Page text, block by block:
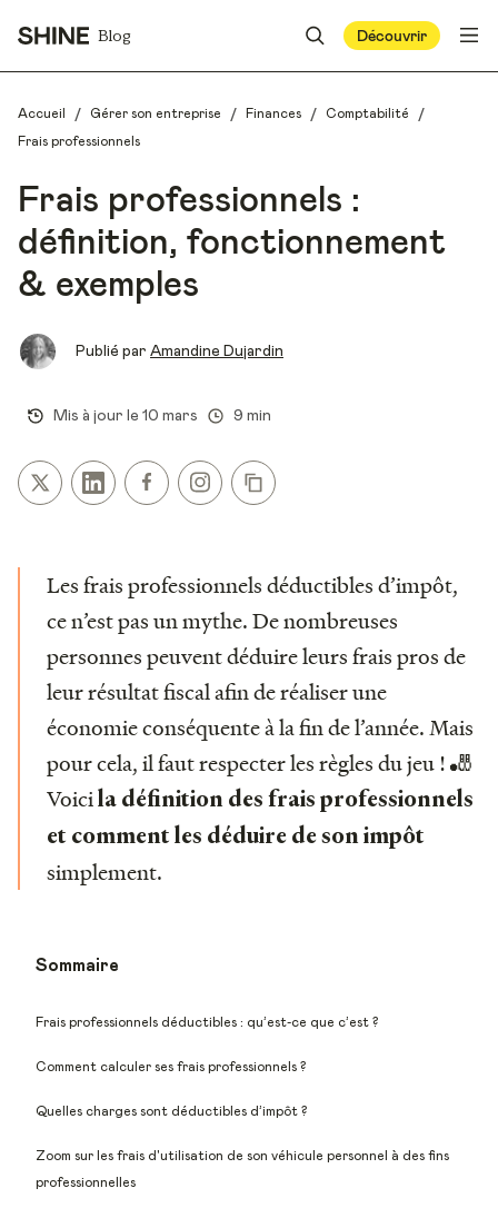
Blog Découvrir
Accueil / Gérer son entreprise / Finances / Comptabilité /
Frais professionnels
Frais professionnels :
définition, fonctionnement
& exemples
Publié par Amandine Dujardin
Mis à jour le 10 mars 9 min
Les frais professionnels déductibles d’impôt,
ce n’est pas un mythe. De nombreuses
personnes peuvent déduire leurs frais pros de
leur résultat fiscal afin de réaliser une
économie conséquente à la fin de l’année. Mais
pour cela, il faut respecter les règles du jeu ! 🎳
Voicila définition des frais professionnels
et comment les déduire de son impôt
simplement.
Sommaire
Frais professionnels déductibles : qu’est-ce que c’est ?
Comment calculer ses frais professionnels ?
Quelles charges sont déductibles d’impôt ?
Zoom sur les frais d'utilisation de son véhicule personnel à des fins
professionnelles